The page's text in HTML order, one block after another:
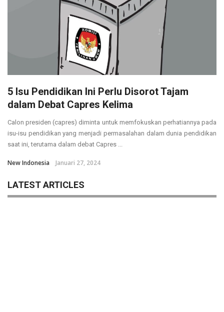
5 Isu Pendidikan Ini Perlu Disorot Tajam
dalam Debat Capres Kelima
Calon presiden (capres) diminta untuk memfokuskan perhatiannya pada
isu-isu pendidikan yang menjadi permasalahan dalam dunia pendidikan
saat ini, terutama dalam debat Capres ...
New Indonesia Januari 27, 2024
LATEST ARTICLES